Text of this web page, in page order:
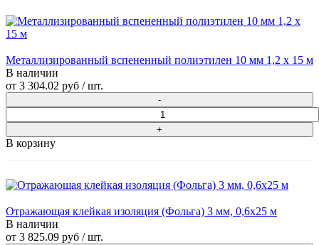
Металлизированный вспененный полиэтилен 10 мм 1,2 х 15 м
В наличии
от 3 304.02 руб / шт.
В корзину
Отражающая клейкая изоляция (Фольга) 3 мм, 0,6x25 м
В наличии
от 3 825.09 руб / шт.